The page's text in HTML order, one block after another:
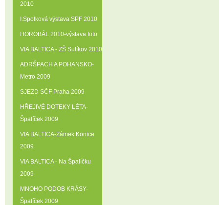
2010
I.Spolková výstava SPF 2010
HOROBÁL 2010-výstava foto
VIA BALTICA - ZŠ Sulíkov 2010
ADRŠPACH A POHANSKO-
Metro 2009
SJEZD SČF Praha 2009
HŘEJIVÉ DOTEKY LÉTA-
Špalíček 2009
VIA BALTICA-Zámek Konice
2009
VIA BALTICA - Na Špalíčku
2009
MNOHO PODOB KRÁSY-
Špalíček 2009